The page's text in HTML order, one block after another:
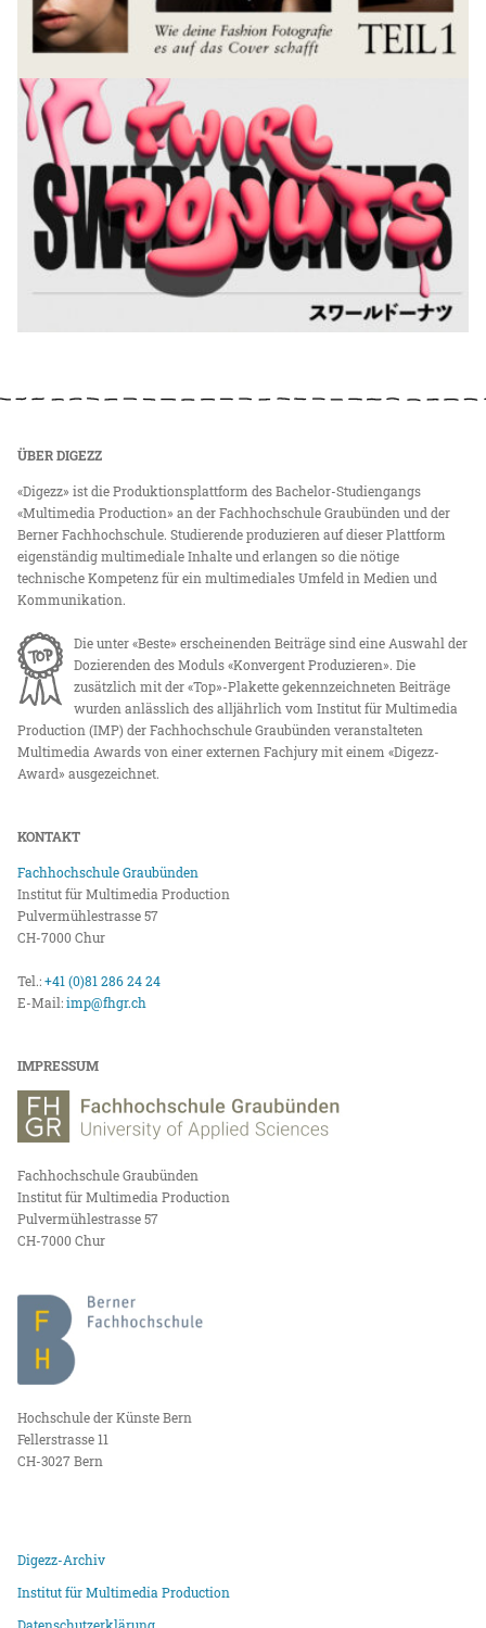
ÜBER DIGEZZ
«Digezz» ist die Produktionsplattform des Bachelor-Studiengangs
«Multimedia Production» an der Fachhochschule Graubünden und der
Berner Fachhochschule. Studierende produzieren auf dieser Plattform
eigenständig multimediale Inhalte und erlangen so die nötige
technische Kompetenz für ein multimediales Umfeld in Medien und
Kommunikation.
Die unter «Beste» erscheinenden Beiträge sind eine Auswahl der
Dozierenden des Moduls «Konvergent Produzieren». Die
zusätzlich mit der «Top»-Plakette gekennzeichneten Beiträge
wurden anlässlich des alljährlich vom Institut für Multimedia
Production (IMP) der Fachhochschule Graubünden veranstalteten
Multimedia Awards von einer externen Fachjury mit einem «Digezz-
Award» ausgezeichnet.
KONTAKT
Fachhochschule Graubünden
Institut für Multimedia Production
Pulvermühlestrasse 57
CH-7000 Chur
Tel.:+41 (0)81 286 24 24
E-Mail:imp@fhgr.ch
IMPRESSUM
Fachhochschule Graubünden
Institut für Multimedia Production
Pulvermühlestrasse 57
CH-7000 Chur
Hochschule der Künste Bern
Fellerstrasse 11
CH-3027 Bern
Digezz-Archiv
Institut für Multimedia Production